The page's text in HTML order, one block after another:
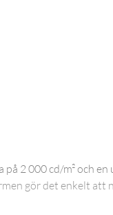
2 000 cd/m² och
gör det enkelt att